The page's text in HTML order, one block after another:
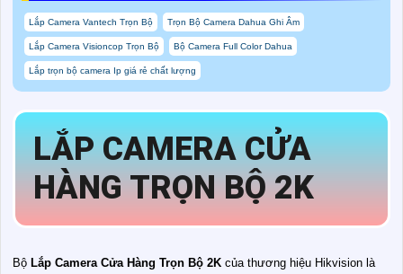
Lắp Camera Vantech Trọn Bộ Trọn Bộ Camera Dahua Ghi Âm
Lắp Camera Visioncop Trọn Bộ Bộ Camera Full Color Dahua
Lắp trọn bộ camera Ip giá rẻ chất lượng
LẮP CAMERA CỬA
HÀNG TRỌN BỘ 2K
Bộ Lắp Camera Cửa Hàng Trọn Bộ 2K của thương hiệu Hikvision là